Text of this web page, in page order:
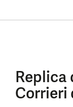
Replica
Corrieri